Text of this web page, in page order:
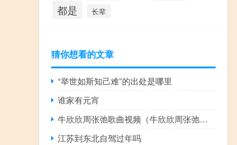
都是 长辈
猜你想看的文章
“举世如斯知己难”的出处是哪里
谁家有元宵
牛欣欣周张弛歌曲视频（牛欣欣周张弛接吻）
江苏到东北自驾过年吗